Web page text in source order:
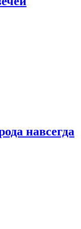
навсегда